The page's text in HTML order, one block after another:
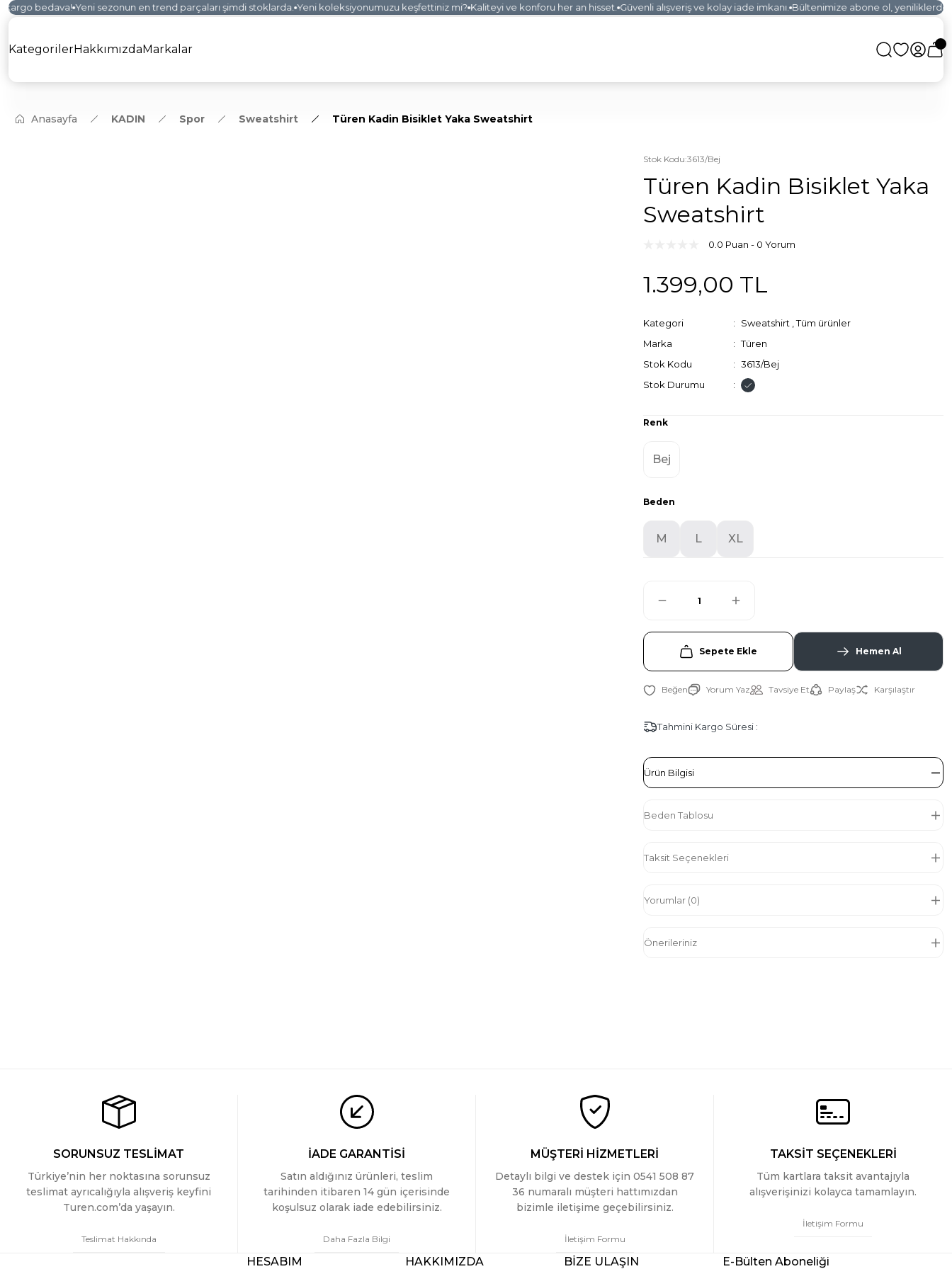
bedava! Yeni sezonun en trend parçaları şimdi stoklarda. Yeni koleksiyonumuzu keşfettiniz mi? Kaliteyi ve konforu her an hisset. Güvenli alışveriş ve kolay iade imkanı. Bültenimize abone ol, yeniliklerden
KategorilerHakkımızdaMarkalar
Anasayfa KADIN Spor Sweatshirt Türen Kadin Bisiklet Yaka Sweatshirt
Stok Kodu:3613/Bej
Türen Kadin Bisiklet Yaka
Sweatshirt
0.0 Puan - 0 Yorum
1.399,00 TL
Kategori Sweatshirt ,Tüm ürünler
Marka
Türen
Stok Kodu
3613/Bej
Stok Durumu
Renk
Bej
Beden
M L XL
Sepete Ekle Hemen Al
Yorum Yaz Tavsiye Et Paylaş Karşılaştır
Tahmini Kargo Süresi :
Ürün Bilgisi
Beden Tablosu
Taksit Seçenekleri
Yorumlar (0)
Önerileriniz
SORUNSUZ TESLİMAT
Türkiye’nin her noktasına sorunsuz
teslimat ayrıcalığıyla alışveriş keyfini
Turen.com’da yaşayın.
Teslimat Hakkında
İADE GARANTİSİ
Satın aldığınız ürünleri, teslim
tarihinden itibaren 14 gün içerisinde
koşulsuz olarak iade edebilirsiniz.
Daha Fazla Bilgi
MÜŞTERİ HİZMETLERİ
Detaylı bilgi ve destek için 0541 508 87
36 numaralı müşteri hattımızdan
bizimle iletişime geçebilirsiniz.
İletişim Formu
TAKSİT SEÇENEKLERİ
Tüm kartlara taksit avantajıyla
alışverişinizi kolayca tamamlayın.
İletişim Formu
HESABIM HAKKIMIZDA BİZE ULAŞIN E-Bülten Aboneliği